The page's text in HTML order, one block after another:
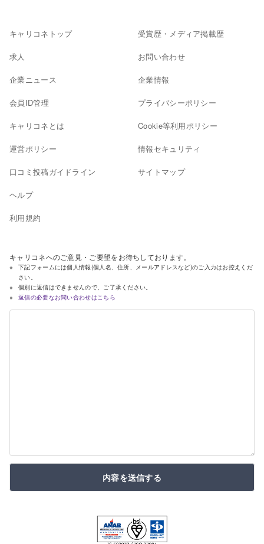
キャリコネトップ
求人
企業ニュース
会員ID管理
キャリコネとは
運営ポリシー
口コミ投稿ガイドライン
ヘルプ
利用規約
受賞歴・メディア掲載歴
お問い合わせ
企業情報
プライバシーポリシー
Cookie等利用ポリシー
情報セキュリティ
サイトマップ
キャリコネへのご意見・ご要望をお待ちしております。
下記フォームには個人情報(個人名、住所、メールアドレスなど)のご入力はお控えくだ
さい。
個別に返信はできませんので、ご了承ください。
返信の必要なお問い合わせはこちら
内容を送信する